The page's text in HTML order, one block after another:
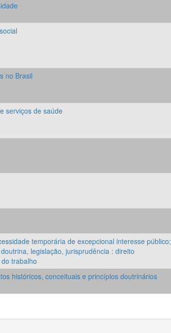
no Brasil
serviços de saúde
temporária de excepcional interesse público;
legislação, jurisprudência : direito
trabalho
históricos, conceituais e princípios doutrinários